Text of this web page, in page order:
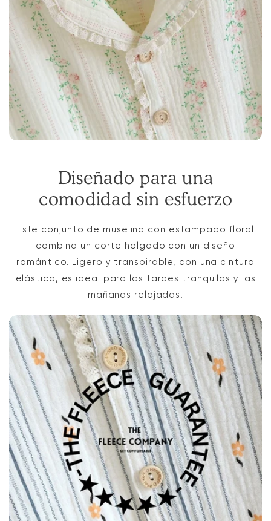
Diseñado para una
comodidad sin esfuerzo
Este conjunto de muselina con estampado floral
combina un corte holgado con un diseño
romántico. Ligero y transpirable, con una cintura
elástica, es ideal para las tardes tranquilas y las
mañanas relajadas.